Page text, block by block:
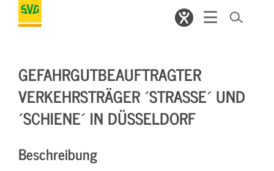
GEFAHRGUTBEAUFTRAGTER
VERKEHRSTRÄGER ´STRASSE´ UND ´
SCHIENE´ IN DÜSSELDORF
Beschreibung